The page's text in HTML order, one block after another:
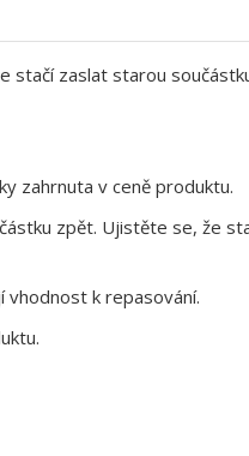
stačí zaslat starou
zahrnuta v ceně produktu.
zpět. Ujistěte se, že
k repasování.